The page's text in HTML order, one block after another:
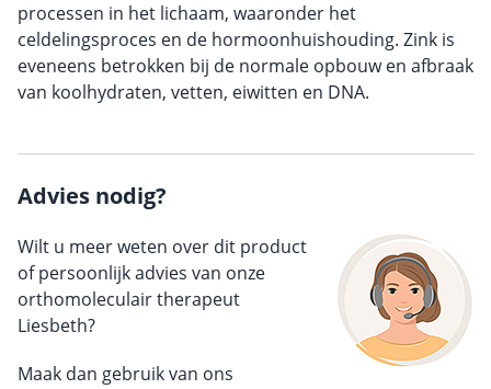
processen in het lichaam, waaronder het
celdelingsproces en de hormoonhuishouding. Zink is
eveneens betrokken bij de normale opbouw en afbraak
van koolhydraten, vetten, eiwitten en DNA.
Advies nodig?
Wilt u meer weten over dit product
of persoonlijk advies van onze
orthomoleculair therapeut
Liesbeth?
Maak dan gebruik van ons